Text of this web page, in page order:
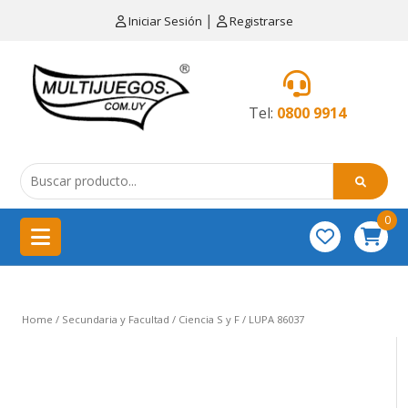
Iniciar Sesión | Registrarse
Tel: 0800 9914
MENÚ
de
cocina
China
importación
0
Home / Secundaria y Facultad / Ciencia S y F / LUPA 86037